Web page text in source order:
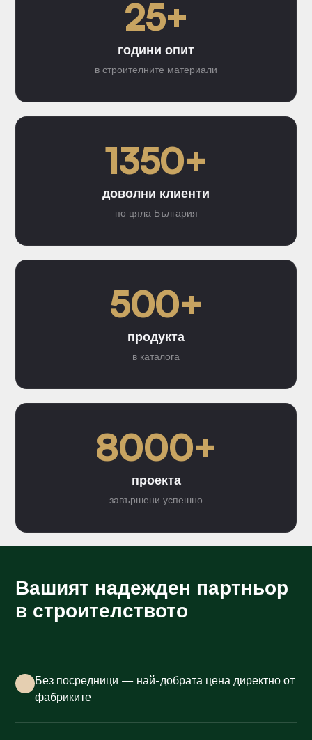
25+
години опит
в строителните материали
1350+
доволни клиенти
по цяла България
500+
продукта
в каталога
8000+
проекта
завършени успешно
Вашият надежден партньор
в строителството
Без посредници — най-добрата цена директно от
фабриките